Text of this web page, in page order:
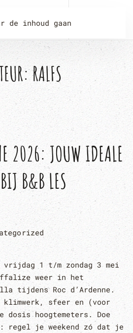
de inhoud gaan
RALFS
2026: JOUW IDEALE
B&B LES
vrijdag 1 t/m zondag 3 mei
weer in het
tijdens Roc d’Ardenne.
sfeer en (voor
dosis hoogtemeters. Doe
regel je weekend zó dat je